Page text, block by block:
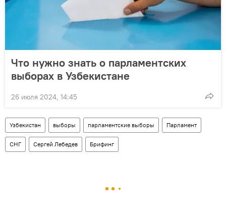
Что нужно знать о парламентских
выборах в Узбекистане
26 июля 2024, 14:45
Узбекистан выборы парламентские выборы Парламент
СНГ Сергей Лебедев Брифинг